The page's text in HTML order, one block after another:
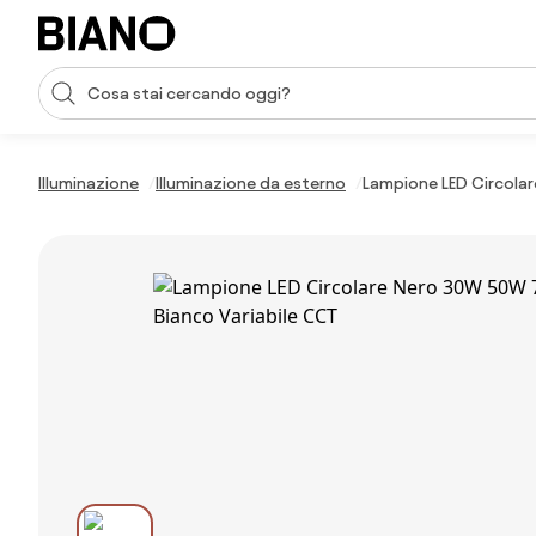
Salta la navigazione, vai al contenuto
Input della ricerca
Illuminazione Illuminazione da esterno Lampione LED